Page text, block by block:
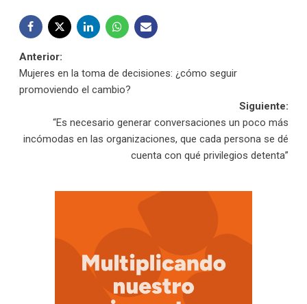
Navegación
de
entradas
Anterior:
Mujeres en la toma de decisiones: ¿cómo seguir
promoviendo el cambio?
Siguiente:
“Es necesario generar conversaciones un poco más
incómodas en las organizaciones, que cada persona se dé
cuenta con qué privilegios detenta”